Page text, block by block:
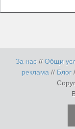
За нас //Общи
реклама // Блог